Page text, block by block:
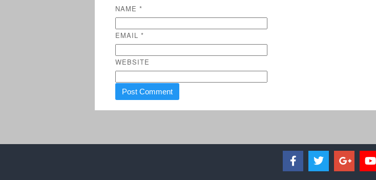
NAME*
EMAIL*
WEBSITE